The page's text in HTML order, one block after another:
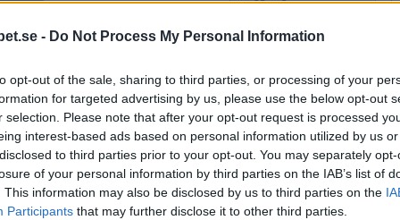
- Do Not Process My Personal Information
opt-out of the sale, sharing to third parties, or processing of your
for targeted advertising by us, please use the below opt-out
selection. Please note that after your opt-out request is processed
interest-based ads based on personal information utilized by us
to third parties prior to your opt-out. You may separately
of your personal information by third parties on the IAB’s list of
This information may also be disclosed by us to third parties on the
Participants that may further disclose it to other third parties.
Nästa sida »
2013-07-27 18:20
Kom ihåg mig
Glömt ditt lösenord?
Få ny aktiveringslänk
Betapet är gratis!